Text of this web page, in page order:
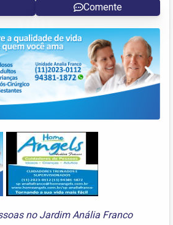
Comente
Next
no Jardim Anália Franco